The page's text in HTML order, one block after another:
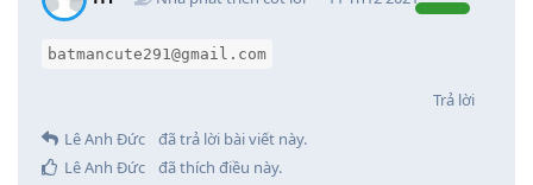
batmancute291@gmail.com
Trả lời
Lê Anh Đức
đã trả lời bài viết này.
Lê Anh Đức
đã thích điều này.